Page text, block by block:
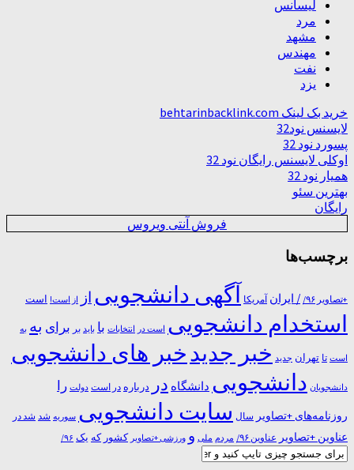
لیسانس
مرد
مشهد
مهندس
نفت
یزد
خرید بک لینک behtarinbacklink.com
لایسنس نود32
پسورد نود 32
اوکلی لایسنس رایگان نود 32
همیار نود 32
بهترین سئو
رایگان
فروش آنتی ویروس
برچسب‌ها
+تصاویر ۹۶/ / ایران آمریکا آگهی دانشجویی از از است! است
استخدام دانشجویی است در انتخابات با باید بر برای به به
است تا تهران جدید خبر جدیدخبر های دانشجویی
دانشجویان دانشجویی دانشگاه در درباره در ﺍﺳﺖ دولت را
روزنامه‌های +تصاویر سال سایت دانشجویی سوریه شد شد در
عناوین +تصاویر عناوین ۹۶/ مردم ملی و ورزشی +تصاویر کشور که یک ۹۶/